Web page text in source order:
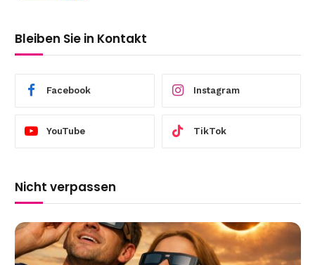
Bleiben Sie in Kontakt
Facebook Instagram
YouTube TikTok
Nicht verpassen